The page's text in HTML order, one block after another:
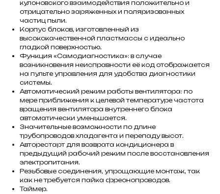
кулоновского взаимодействия положительно и
отрицательно заряженных и поляризованных
частиц пыли.
Корпус блоков, изготовленный из
высококачественной пластмассы с идеально
гладкой поверхностью.
Функция «Самодиагностика»: в случае
возникновения неисправности её код отображается
на пульте управления для удобства диагностики
системы.
Автоматический режим работы вентилятора: по
мере приближения к целевой температуре частота
вращения вентилятора внутреннего блока
автоматически уменьшается.
Значительные возможности по длине
трубопроводов хладагента и перепаду высот.
Авторестарт для возврата кондиционера в
предыдущий рабочий режим после восстановления
электропитания.
Резьбовые соединения, упрощающие монтаж, так
как не требуется пайка фреонопроводов.
Таймер.